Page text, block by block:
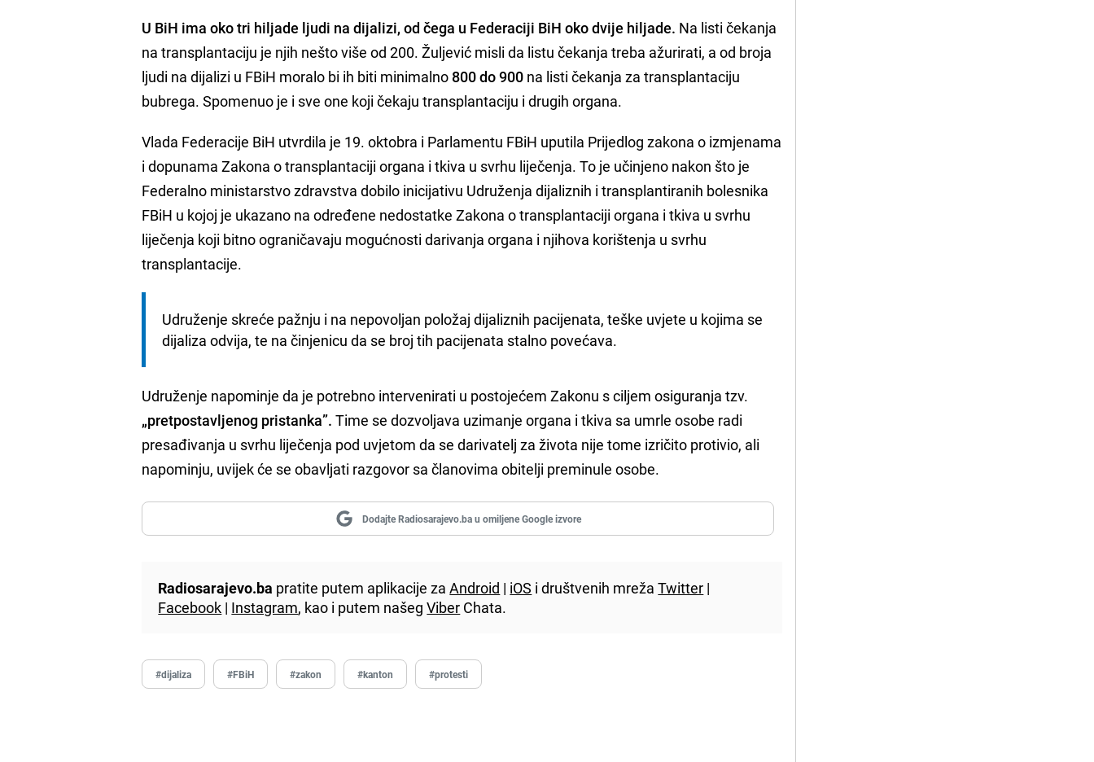
U BiH ima oko tri hiljade ljudi na dijalizi, od čega u Federaciji BiH oko dvije hiljade. Na listi čekanja
na transplantaciju je njih nešto više od 200. Žuljević misli da listu čekanja treba ažurirati, a od broja
ljudi na dijalizi u FBiH moralo bi ih biti minimalno 800 do 900 na listi čekanja za transplantaciju
bubrega. Spomenuo je i sve one koji čekaju transplantaciju i drugih organa.
Vlada Federacije BiH utvrdila je 19. oktobra i Parlamentu FBiH uputila Prijedlog zakona o izmjenama
i dopunama Zakona o transplantaciji organa i tkiva u svrhu liječenja. To je učinjeno nakon što je
Federalno ministarstvo zdravstva dobilo inicijativu Udruženja dijaliznih i transplantiranih bolesnika
FBiH u kojoj je ukazano na određene nedostatke Zakona o transplantaciji organa i tkiva u svrhu
liječenja koji bitno ograničavaju mogućnosti darivanja organa i njihova korištenja u svrhu
transplantacije.
Udruženje skreće pažnju i na nepovoljan položaj dijaliznih pacijenata, teške uvjete u kojima se
dijaliza odvija, te na činjenicu da se broj tih pacijenata stalno povećava.
Udruženje napominje da je potrebno intervenirati u postojećem Zakonu s ciljem osiguranja tzv.
„pretpostavljenog pristanka”. Time se dozvoljava uzimanje organa i tkiva sa umrle osobe radi
presađivanja u svrhu liječenja pod uvjetom da se darivatelj za života nije tome izričito protivio, ali
napominju, uvijek će se obavljati razgovor sa članovima obitelji preminule osobe.
Dodajte Radiosarajevo.ba u omiljene Google izvore
Radiosarajevo.ba pratite putem aplikacije zaAndroid | iOS i društvenih mrežaTwitter |
Facebook | Instagram, kao i putem našegViber Chata.
#dijaliza #FBiH #zakon #kanton #protesti